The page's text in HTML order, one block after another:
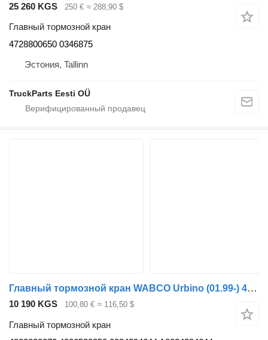
25 260 KGS 250 € ≈ 288,90 $
Главный тормозной кран
4728800650 0346875
Эстония, Tallinn
TruckParts Eesti OÜ
Главный тормозной кран WABCO Urbino (01.99-) 4802020070 для автобуса Solaris Urbino, Alpino, Vacanza (1999-)
10 190 KGS 100,80 € ≈ 116,50 $
Главный тормозной кран